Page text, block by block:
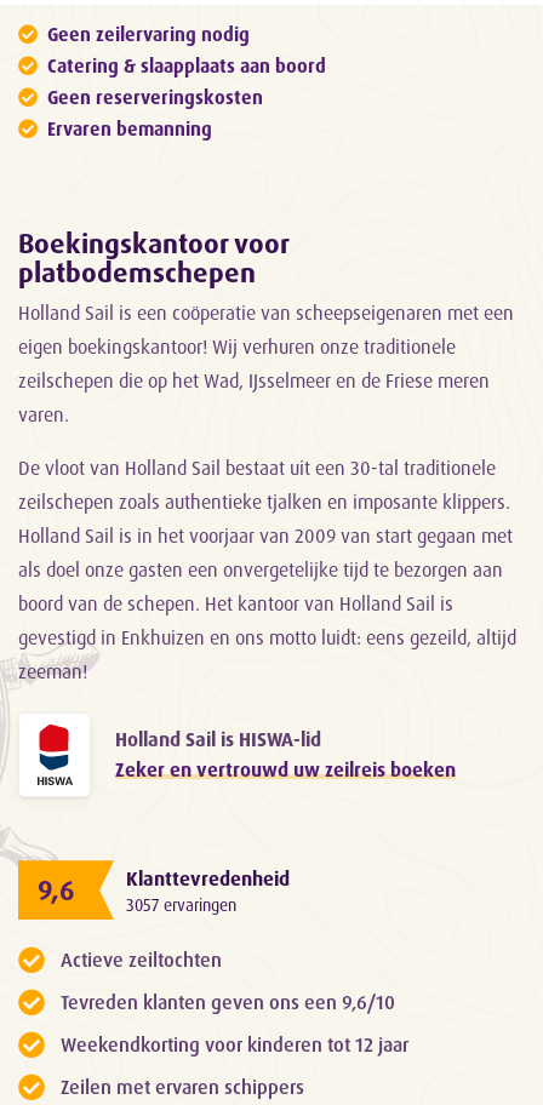
Geen zeilervaring nodig
Catering & slaapplaats aan boord
Geen reserveringskosten
Ervaren bemanning
Boekingskantoor voor
platbodemschepen
Holland Sail is een coöperatie van scheepseigenaren met een
eigen boekingskantoor! Wij verhuren onze traditionele
zeilschepen die op het Wad, IJsselmeer en de Friese meren
varen.
De vloot van Holland Sail bestaat uit een 30-tal traditionele
zeilschepen zoals authentieke tjalken en imposante klippers.
Holland Sail is in het voorjaar van 2009 van start gegaan met
als doel onze gasten een onvergetelijke tijd te bezorgen aan
boord van de schepen. Het kantoor van Holland Sail is
gevestigd in Enkhuizen en ons motto luidt: eens gezeild, altijd
zeeman!
Holland Sail is HISWA-lid
Zeker en vertrouwd uw zeilreis boeken
9,6 Klanttevredenheid
3057 ervaringen
Actieve zeiltochten
Tevreden klanten geven ons een 9,6/10
Weekendkorting voor kinderen tot 12 jaar
Zeilen met ervaren schippers